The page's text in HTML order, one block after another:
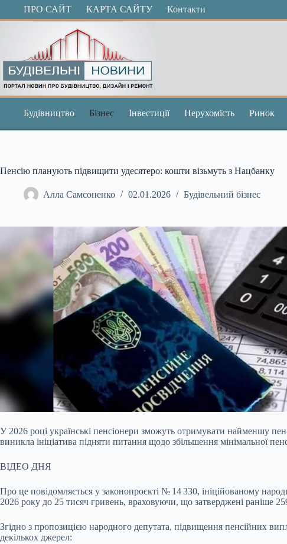
ПерейтиПРО САЙТ КАРТА САЙТУ Контакти
Будівництво Бізнес Інвестиції Нерухомість Ринок
Пенсію планують підвищити удесятеро: кошти візьмуть з Нацбанку
Алла Самсоненко 02.01.2026 Будівельний бізнес
У 2026 році українські пенсіонери зможуть отримувати найменшу
виникла ініціатива підняти питання щодо збільшення мінімальної
ВІДЕО ДНЯ
Про це повідомляється у законопроєкті № 14 330, ініційованому
2026 року до 25 тисяч гривень, враховуючи, що затверджені раніше
Згідно з пропозицією народного депутата, підвищення пенсійних
декількох джерел: